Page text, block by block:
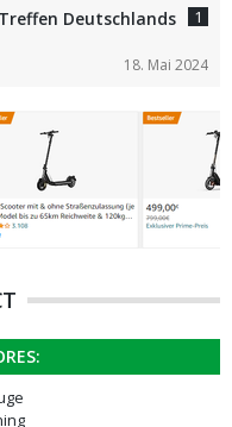
Deutschlands
1
18. Mai 2024